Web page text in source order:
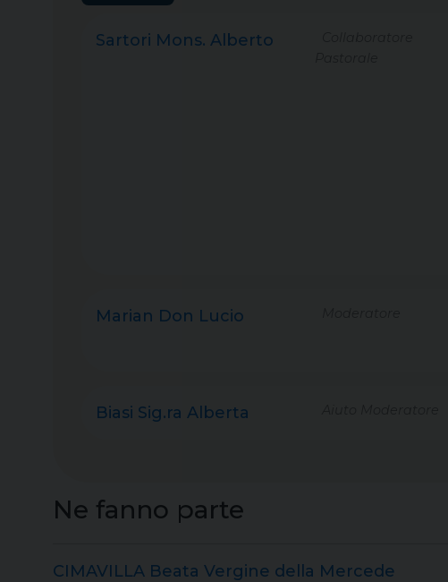
Sartori Mons. Alberto
Marian Don Lucio
Biasi Sig.ra Alberta
Ne fanno parte
CIMAVILLA Beata Vergine della Mercede